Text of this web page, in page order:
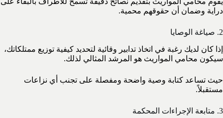
دراية وضمان أن حقوقهم محمية.
2. صياغة الوصايا
إذا كان لديك رغبة في اتخاذ تدابير وقائية لتحديد كيفية توزيع ممتلكاتك،
سيكون محامي المواريث هو المرشد المثالي لذلك.
حيث تساعد كتابة وصية واضحة ومفصلة على تجنب أي نزاعات
مستقبلاً.
3. متابعة الإجراءات المحكمة